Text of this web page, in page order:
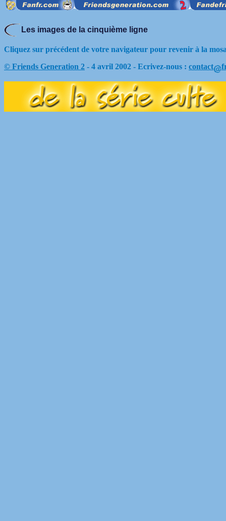
Les images de la cinquième ligne
Cliquez sur précédent de votre navigateur pour revenir à la
© Friends Generation 2 - 4 avril 2002 - Ecrivez-nous : contact